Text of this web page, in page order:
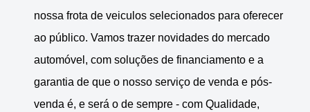
nossa frota de veiculos selecionados para oferecer
ao público. Vamos trazer novidades do mercado
automóvel, com soluções de financiamento e a
garantia de que o nosso serviço de venda e pós-
venda é, e será o de sempre - com Qualidade,